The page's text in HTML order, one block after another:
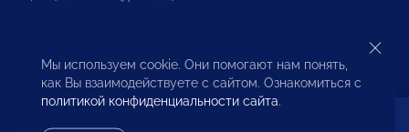
Бюро по защите прав предпринимателей и
инвесторов
Мы используем cookie. Они помогают нам понять,
как Вы взаимодействуете с сайтом. Ознакомиться с
политикой конфиденциальности сайта.